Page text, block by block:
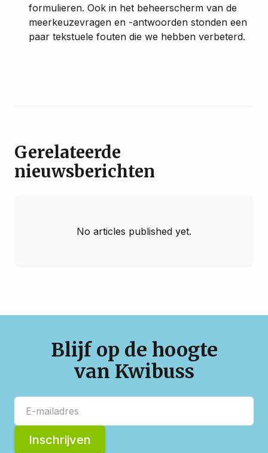
formulieren. Ook in het beheerscherm van de
meerkeuzevragen en -antwoorden stonden een
paar tekstuele fouten die we hebben verbeterd.
Gerelateerde
nieuwsberichten
No articles published yet.
Blijf op de hoogte
van Kwibuss